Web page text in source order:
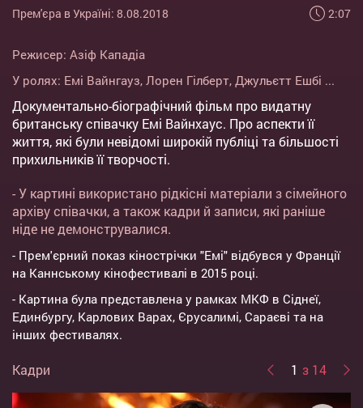
Прем'єра в Україні: 8.08.2018
2:07
Режисер: Азіф Кападіа
У ролях: Емі Вайнгауз, Лорен Гілберт, Джульєтт Ешбі ...
Документально-біографічний фільм про видатну
британську співачку Емі Вайнхаус. Про аспекти її
життя, які були невідомі широкій публіці та більшості
прихильників її творчості.
- У картині використано рідкісні матеріали з сімейного
архіву співачки, а також кадри й записи, які раніше
ніде не демонструвалися.
- Прем'єрний показ кінострічки "Емі" відбувся у Франції
на Каннському кінофестивалі в 2015 році.
- Картина була представлена у рамках МКФ в Сіднеї,
Единбургу, Карлових Варах, Єрусалимі, Сараєві та на
інших фестивалях.
Кадри 1 з 14